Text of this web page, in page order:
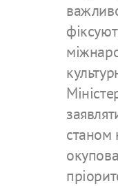
станом